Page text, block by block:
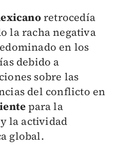
retrocedía
la racha negativa
en los
debido a
sobre las
del conflicto en
para la
la actividad
global.